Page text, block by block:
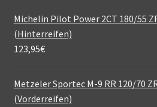
Michelin Pilot Power 2CT 180/55
(Hinterreifen)
123,95€
Metzeler Sportec M-9 RR 120/70
(Vorderreifen)